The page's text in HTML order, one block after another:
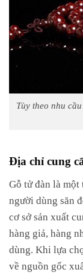
Tùy theo nhu
Địa chỉ cung
Gỗ tử đàn là
người dùng săn
cơ sở sản xuất
hàng giả, hàng
dùng. Khi lựa
về nguồn gốc